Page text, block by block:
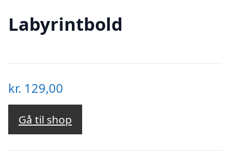
Labyrintbold
kr. 129,00
Gå til shop